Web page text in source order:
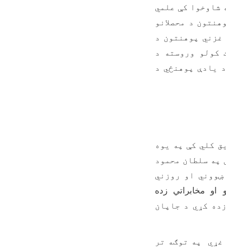
او انګلستان هېوادونو په معتبرو ژورنالونو کې د ۸ په شاوخوا کې علمي
۱۴۰۱ کال کې د غزني پوهنتون د محصلانو
پوهنتون د
کولو وروسته د
یادې پوهنځي د
کلي کې په یوه
په سلطان محمود
او روزني
او مخابراتي زده
کړي د جاپان
په توګه تر